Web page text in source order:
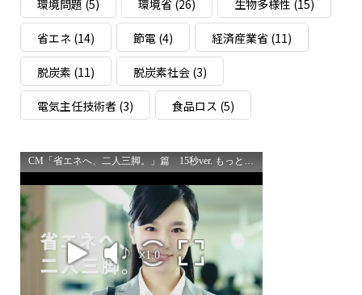
環境問題 (5) 環境省(26) 生物多様性 (15)
省エネ (14) 節電(4) 経済産業省(11)
脱炭素 (11) 脱炭素社会(3)
電気主任技術者(3) 食品ロス (5)